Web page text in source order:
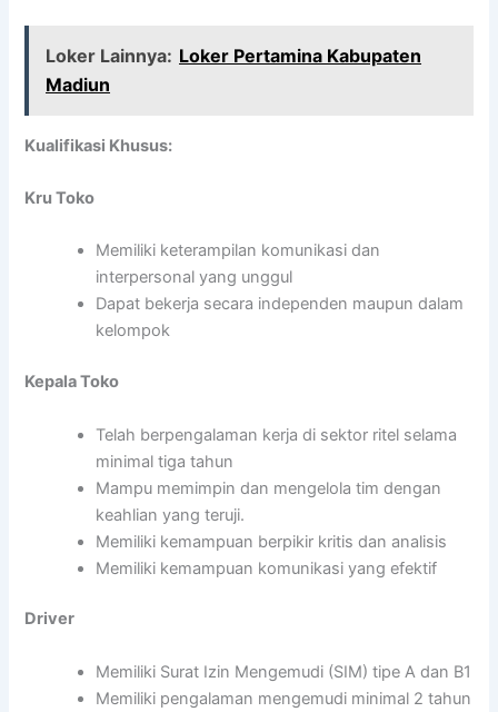
Loker Lainnya: Loker Pertamina Kabupaten
Madiun
Kualifikasi Khusus:
Kru Toko
Memiliki keterampilan komunikasi dan
interpersonal yang unggul
Dapat bekerja secara independen maupun dalam
kelompok
Kepala Toko
Telah berpengalaman kerja di sektor ritel selama
minimal tiga tahun
Mampu memimpin dan mengelola tim dengan
keahlian yang teruji.
Memiliki kemampuan berpikir kritis dan analisis
Memiliki kemampuan komunikasi yang efektif
Driver
Memiliki Surat Izin Mengemudi (SIM) tipe A dan B1
Memiliki pengalaman mengemudi minimal 2 tahun